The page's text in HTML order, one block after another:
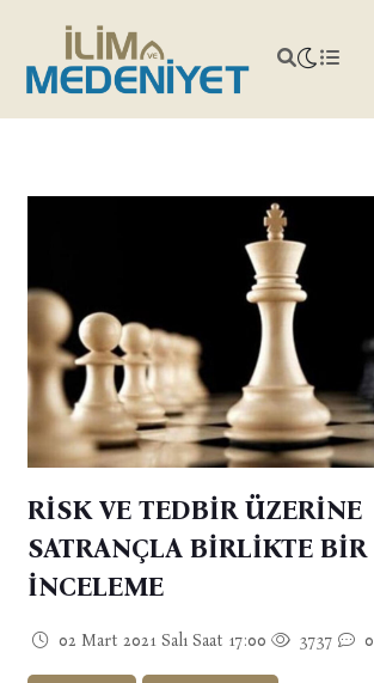
RİSK VE TEDBİR ÜZERİNE
SATRANÇLA BİRLİKTE BİR
İNCELEME
02 Mart 2021 Salı Saat 17:00 3737 0